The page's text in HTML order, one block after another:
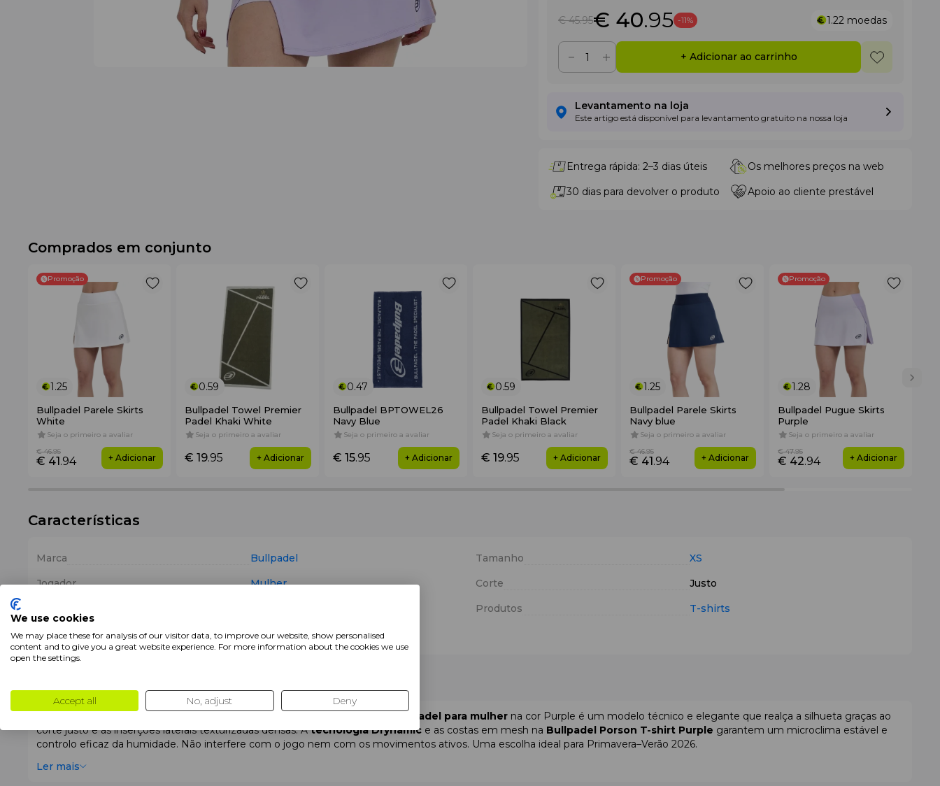
€ 45.95€ 40.95 -11% 1.22 moedas
+ Adicionar ao carrinho
Levantamento na loja
Este artigo está disponível para levantamento gratuito na nossa loja
Entrega rápida: 2–3 dias úteis
Os melhores preços na web
30 dias para devolver o produto
Apoio ao cliente prestável
Comprados em conjunto
Promoção
1.25
Bullpadel Parele Skirts
White
Seja o primeiro a avaliar
€ 41.94
€ 46.95
+ Adicionar
0.59
Bullpadel Towel Premier
Padel Khaki White
Seja o primeiro a avaliar
€ 19.95 + Adicionar
0.47
Bullpadel BPTOWEL26
Navy Blue
Seja o primeiro a avaliar
€ 15.95 + Adicionar
0.59
Bullpadel Towel Premier
Padel Khaki Black
Seja o primeiro a avaliar
€ 19.95 + Adicionar
Promoção
1.25
Bullpadel Parele Skirts
Navy blue
Seja o primeiro a avaliar
€ 41.94
€ 46.95
+ Adicionar
Promoção
1.28
Bullpadel Pugue Skirts
Purple
Seja o primeiro a avaliar
€ 42.94
€ 47.95
+ Adicionar
Características
Marca Bullpadel Tamanho
XS
Jogador
Mulher Corte
Justo
Produtos
T-shirts
Composição
86% poliéster 14% elastano
T-shirt de padel para mulher na cor Purple é um modelo técnico e elegante que realça a silhueta graças ao
corte justo e às inserções laterais texturizadas densas. Atecnologia Drynamic e as costas em mesh na Bullpadel Porson T-shirt Purple garantem um microclima estável e
controlo eficaz da humidade. Não interfere com o jogo nem com os movimentos ativos. Uma escolha ideal para Primavera–Verão 2026.
Ler mais
We use cookies
We may place these for analysis of our visitor data, to improve our website, show personalised
content and to give you a great website experience. For more information about the cookies we use
open the settings.
Accept all No, adjust Deny